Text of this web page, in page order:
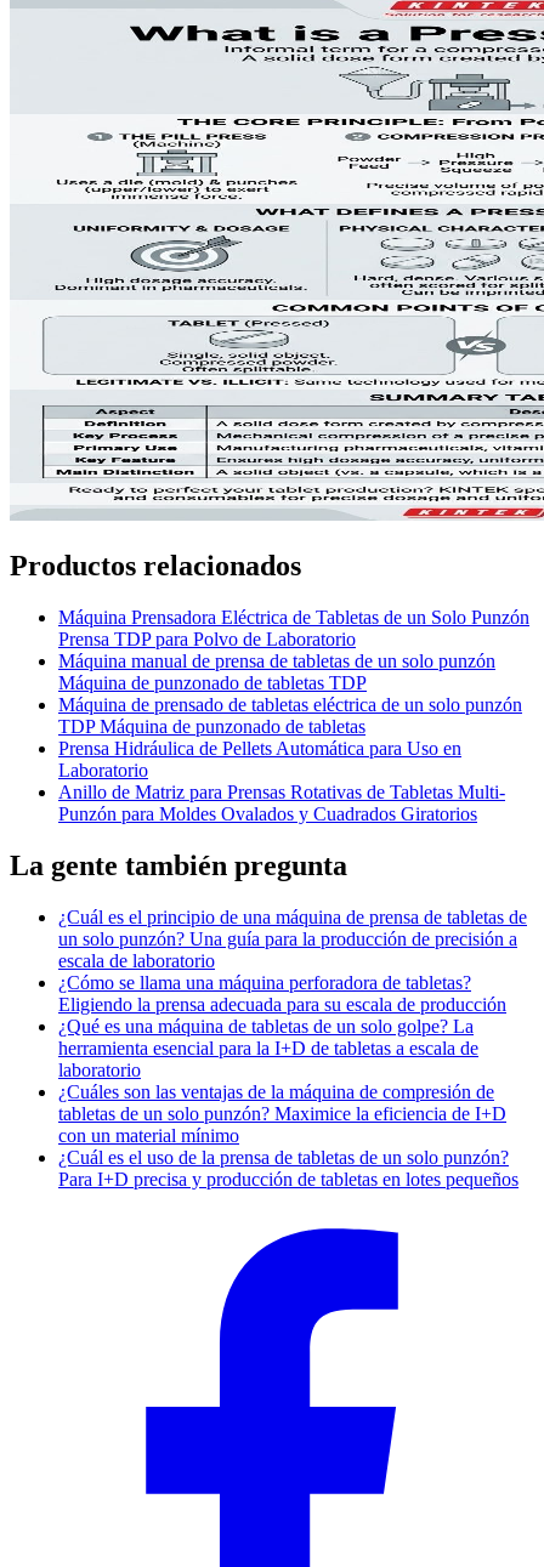
Productos relacionados
Máquina Prensadora Eléctrica de Tabletas de un Solo Punzón
Prensa TDP para Polvo de Laboratorio
Máquina manual de prensa de tabletas de un solo punzón
Máquina de punzonado de tabletas TDP
Máquina de prensado de tabletas eléctrica de un solo punzón
TDP Máquina de punzonado de tabletas
Prensa Hidráulica de Pellets Automática para Uso en
Laboratorio
Anillo de Matriz para Prensas Rotativas de Tabletas Multi-
Punzón para Moldes Ovalados y Cuadrados Giratorios
La gente también pregunta
¿Cuál es el principio de una máquina de prensa de tabletas de
un solo punzón? Una guía para la producción de precisión a
escala de laboratorio
¿Cómo se llama una máquina perforadora de tabletas?
Eligiendo la prensa adecuada para su escala de producción
¿Qué es una máquina de tabletas de un solo golpe? La
herramienta esencial para la I+D de tabletas a escala de
laboratorio
¿Cuáles son las ventajas de la máquina de compresión de
tabletas de un solo punzón? Maximice la eficiencia de I+D
con un material mínimo
¿Cuál es el uso de la prensa de tabletas de un solo punzón?
Para I+D precisa y producción de tabletas en lotes pequeños